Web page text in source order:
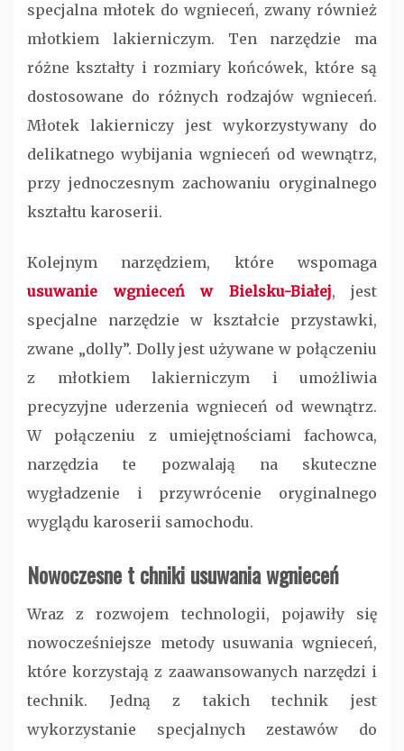
specjalna młotek do wgnieceń, zwany również
młotkiem lakierniczym. Ten narzędzie ma
różne kształty i rozmiary końcówek, które są
dostosowane do różnych rodzajów wgnieceń.
Młotek lakierniczy jest wykorzystywany do
delikatnego wybijania wgnieceń od wewnątrz,
przy jednoczesnym zachowaniu oryginalnego
kształtu karoserii.
Kolejnym narzędziem, które wspomaga
usuwanie wgnieceń w Bielsku-Białej, jest
specjalne narzędzie w kształcie przystawki,
zwane „dolly”. Dolly jest używane w połączeniu
z młotkiem lakierniczym i umożliwia
precyzyjne uderzenia wgnieceń od wewnątrz.
W połączeniu z umiejętnościami fachowca,
narzędzia te pozwalają na skuteczne
wygładzenie i przywrócenie oryginalnego
wyglądu karoserii samochodu.
Nowoczesne t chniki usuwania wgnieceń
Wraz z rozwojem technologii, pojawiły się
nowocześniejsze metody usuwania wgnieceń,
które korzystają z zaawansowanych narzędzi i
technik. Jedną z takich technik jest
wykorzystanie specjalnych zestawów do